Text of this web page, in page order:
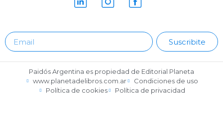
Suscribite
Paidós Argentina es propiedad de Editorial Planeta
www.planetadelibros.com.ar
Condiciones de uso
Política de cookies
Política de privacidad